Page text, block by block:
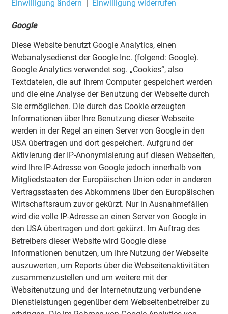
Einwilligung ändern Einwilligung widerrufen
Google
Diese Website benutzt Google Analytics, einen
Webanalysedienst der Google Inc. (folgend: Google).
Google Analytics verwendet sog. „Cookies“, also
Textdateien, die auf Ihrem Computer gespeichert werden
und die eine Analyse der Benutzung der Webseite durch
Sie ermöglichen. Die durch das Cookie erzeugten
Informationen über Ihre Benutzung dieser Webseite
werden in der Regel an einen Server von Google in den
USA übertragen und dort gespeichert. Aufgrund der
Aktivierung der IP-Anonymisierung auf diesen Webseiten,
wird Ihre IP-Adresse von Google jedoch innerhalb von
Mitgliedstaaten der Europäischen Union oder in anderen
Vertragsstaaten des Abkommens über den Europäischen
Wirtschaftsraum zuvor gekürzt. Nur in Ausnahmefällen
wird die volle IP-Adresse an einen Server von Google in
den USA übertragen und dort gekürzt. Im Auftrag des
Betreibers dieser Website wird Google diese
Informationen benutzen, um Ihre Nutzung der Webseite
auszuwerten, um Reports über die Webseitenaktivitäten
zusammenzustellen und um weitere mit der
Websitenutzung und der Internetnutzung verbundene
Dienstleistungen gegenüber dem Webseitenbetreiber zu